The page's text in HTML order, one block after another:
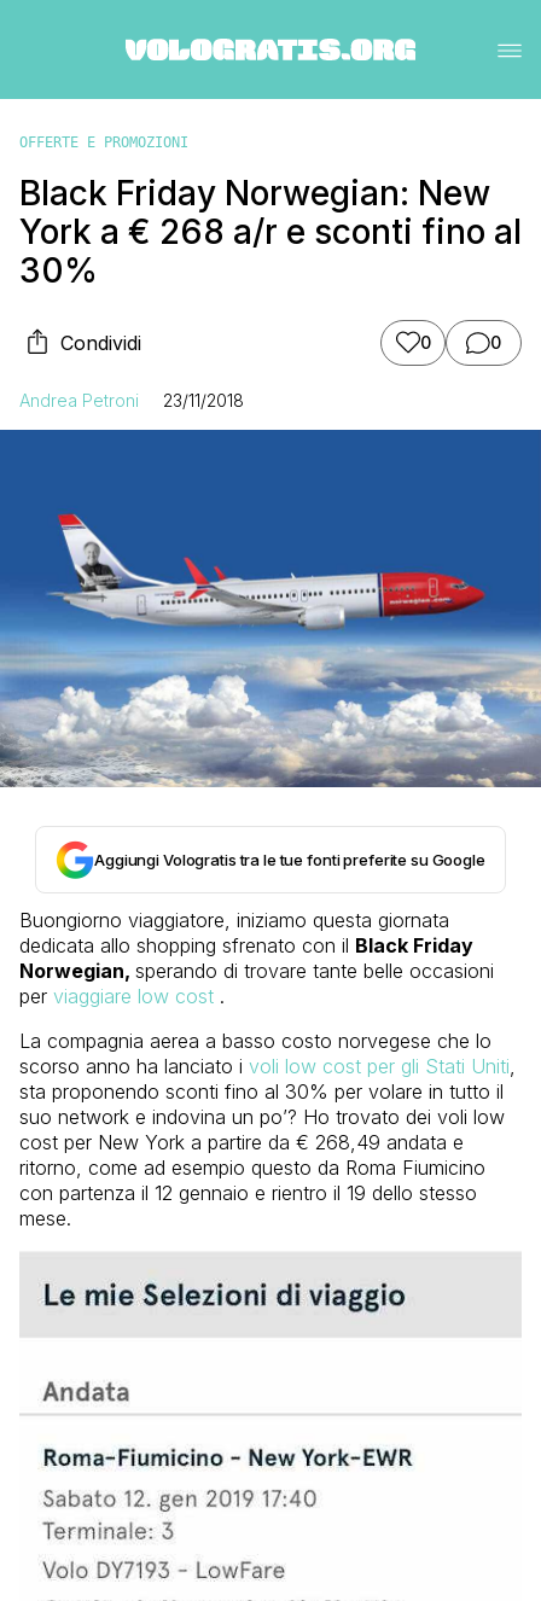
OFFERTE E PROMOZIONI
Black Friday Norwegian: New
York a € 268 a/r e sconti fino al
30%
Condividi 0 0
Andrea Petroni 23/11/2018
Aggiungi Vologratis tra le tue fonti preferite su Google
Buongiorno viaggiatore, iniziamo questa giornata
dedicata allo shopping sfrenato con il Black Friday
Norwegian, sperando di trovare tante belle occasioni
per viaggiare low cost .
La compagnia aerea a basso costo norvegese che lo
scorso anno ha lanciato i voli low cost per gli Stati Uniti
sta proponendo sconti fino al 30% per volare in tutto il
suo network e indovina un po’? Ho trovato dei voli low
cost per New York a partire da € 268,49 andata e
ritorno, come ad esempio questo da Roma Fiumicino
con partenza il 12 gennaio e rientro il 19 dello stesso
mese.